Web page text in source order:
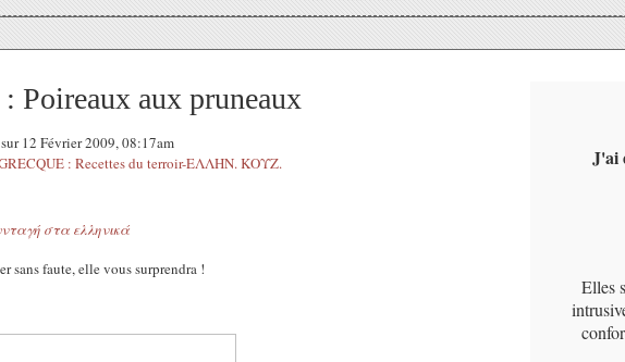
Poireaux aux pruneaux
12 Février 2009, 08:17am
: Recettes du terroir-ΕΛΛΗΝ. ΚΟΥΖ.
στα ελληνικά
sans faute, elle vous surprendra !
J'ai
Elles